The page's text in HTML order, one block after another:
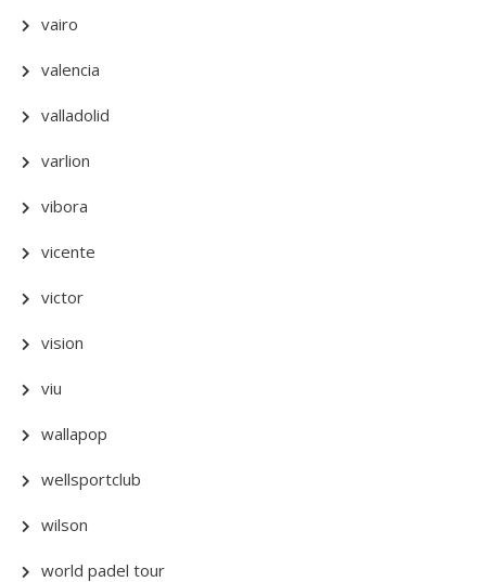
vairo
valencia
valladolid
varlion
vibora
vicente
victor
vision
viu
wallapop
wellsportclub
wilson
world padel tour